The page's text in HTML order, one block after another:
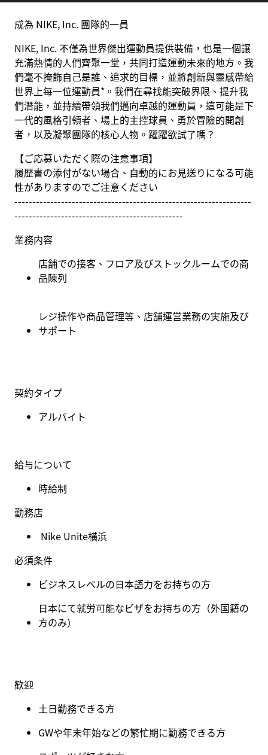
成為 NIKE, Inc. 團隊的一員
NIKE, Inc. 不僅為世界傑出運動員提供裝備，也是一個讓
充滿熱情的人們齊聚一堂，共同打造運動未來的地方。我
們毫不掩飾自己是誰、追求的目標，並將創新與靈感帶給
世界上每一位運動員*。我們在尋找能突破界限、提升我
們潛能，並持續帶領我們邁向卓越的運動員，這可能是下
一代的風格引領者、場上的主控球員、勇於冒險的開創
者，以及凝聚團隊的核心人物。躍躍欲試了嗎？
【ご応募いただく際の注意事項】
履歴書の添付がない場合、自動的にお見送りになる可能
性がありますのでご注意ください
------------------------------------------------------------------
-----------------------------------------------
業務内容
店舗での接客、フロア及びストックルームでの商
品陳列
レジ操作や商品管理等、店舗運営業務の実施及び
サポート
契約タイプ
アルバイト
給与について
時給制
勤務店
Nike Unite横浜
必須条件
ビジネスレベルの日本語力をお持ちの方
日本にて就労可能なビザをお持ちの方（外国籍の
方のみ）
歓迎
土日勤務できる方
GWや年末年始などの繁忙期に勤務できる方